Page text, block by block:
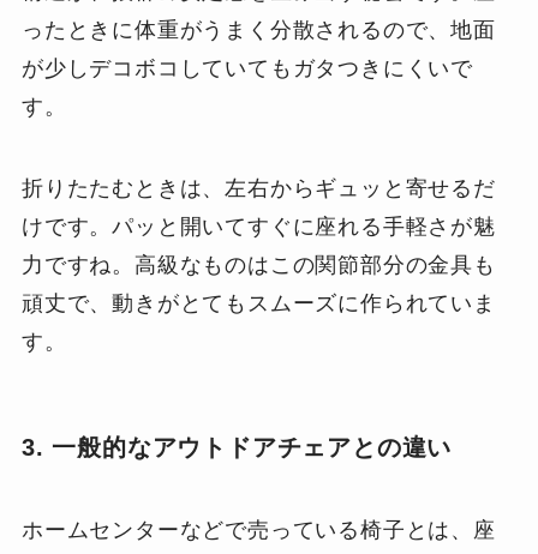
ったときに体重がうまく分散されるので、地面
が少しデコボコしていてもガタつきにくいで
す。
折りたたむときは、左右からギュッと寄せるだ
けです。パッと開いてすぐに座れる手軽さが魅
力ですね。高級なものはこの関節部分の金具も
頑丈で、動きがとてもスムーズに作られていま
す。
3. 一般的なアウトドアチェアとの違い
ホームセンターなどで売っている椅子とは、座